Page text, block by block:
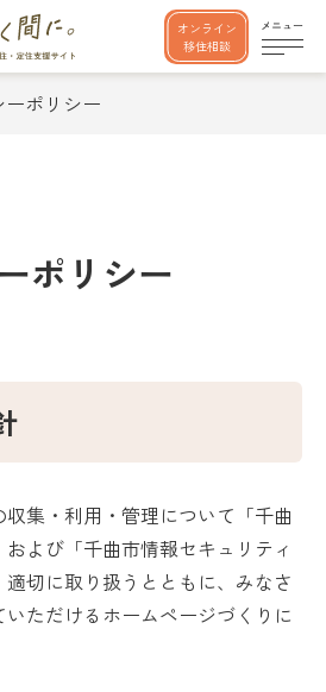
オンライン
移住相談
ーポリシー
ポリシー
集・利用・管理について「千曲
よび「千曲市情報セキュリティ
切に取り扱うとともに、みなさ
ただけるホームページづくりに